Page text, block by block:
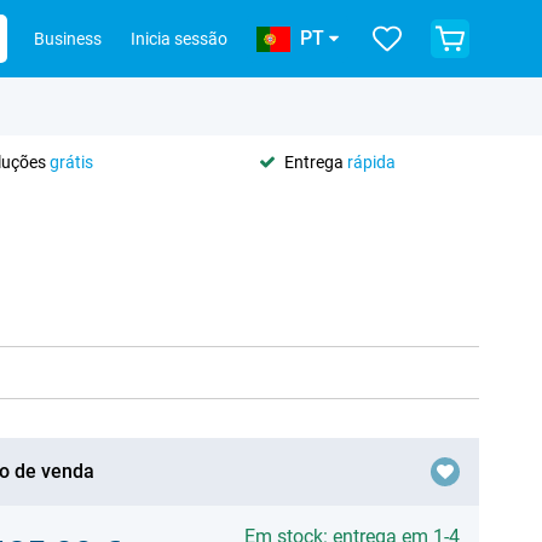
Business Inicia sessão PT
grátis Entrega rápida
de venda
Em stock: entrega em 1-4